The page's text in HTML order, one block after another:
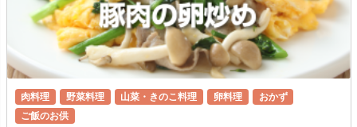
肉料理 野菜料理 山菜・きのこ料理 卵料理
おかず
ご飯のお供